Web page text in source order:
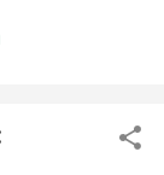
aber sich